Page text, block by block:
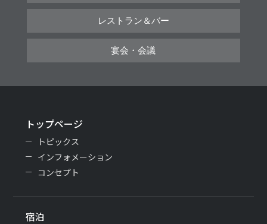
レストラン＆バー
宴会・会議
トップページ
トピックス
インフォメーション
コンセプト
宿泊